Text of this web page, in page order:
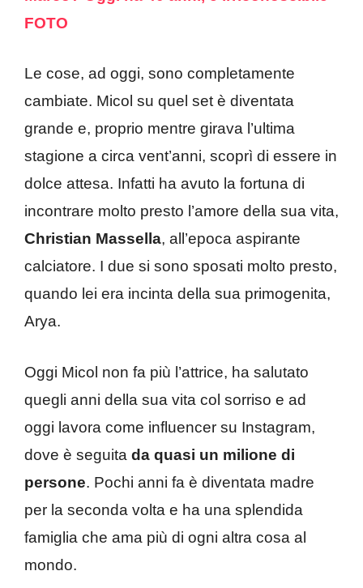
FOTO
Le cose, ad oggi, sono completamente
cambiate. Micol su quel set è diventata
grande e, proprio mentre girava l’ultima
stagione a circa vent’anni, scoprì di essere in
dolce attesa. Infatti ha avuto la fortuna di
incontrare molto presto l’amore della sua vita,
Christian Massella, all’epoca aspirante
calciatore. I due si sono sposati molto presto,
quando lei era incinta della sua primogenita,
Arya.
Oggi Micol non fa più l’attrice, ha salutato
quegli anni della sua vita col sorriso e ad
oggi lavora come influencer su Instagram,
dove è seguita da quasi un milione di
persone. Pochi anni fa è diventata madre
per la seconda volta e ha una splendida
famiglia che ama più di ogni altra cosa al
mondo.